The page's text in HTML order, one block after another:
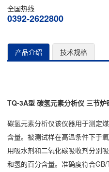
全国热线
0392-2622800
产品介绍 技术规格
TQ-3A型 碳氢元素分析仪 三节炉
碳氢元素分析仪该仪器用于测定
含量。被测试样在高温条件下于
用吸水剂和二氧化碳吸收剂分别
和氢的百分含量。准确度符合GB/